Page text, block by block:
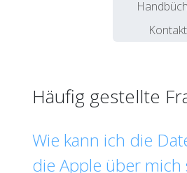
Kontakt
Häufig gestellte
Wie kann ich die
die Apple über mich